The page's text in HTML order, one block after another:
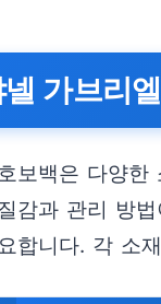
가브리
보백은 다양한
감과 관리 방
합니다. 각 소